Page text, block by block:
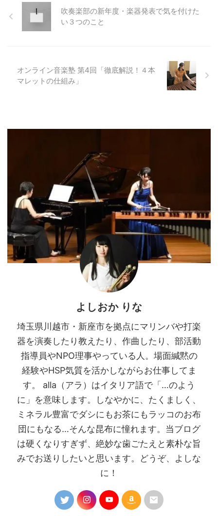
吹奏楽部の新年度・楽器発表で気を付けた
い３つのこと
オンライン音楽塾 第4回「徹底解説！４本
マレットの仕組み」
よしおか りな
埼玉県川越市・新座市を拠点にマリンバや打楽
器を演奏したり教えたり、作曲したり、部活動
指導員やNPO理事やっている人。場面緘黙の
経験やHSP気質を活かしながらお仕事してま
す。 alla（アラ）はイタリア語で「…のよう
に」を意味します。しなやかに、たくましく、
ミネラル豊富でダシにもお茶にもラッコのお布
団にもなる…そんな昆布に憧れます。当ブログ
は硬くなりすぎず、絶妙な歯ごたえと素朴な旨
みでお送りしたいと思います。どうぞ、よしな
に！